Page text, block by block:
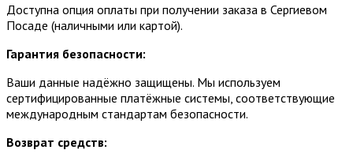
Доступна опция оплаты при получении заказа в Сергиевом
Посаде (наличными или картой).
Гарантия безопасности:
Ваши данные надёжно защищены. Мы используем
сертифицированные платёжные системы, соответствующие
международным стандартам безопасности.
Возврат средств: